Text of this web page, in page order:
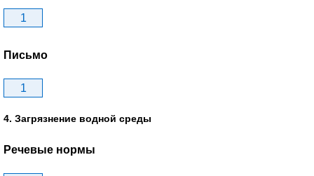
1
Письмо
1
4. Загрязнение водной среды
Речевые нормы